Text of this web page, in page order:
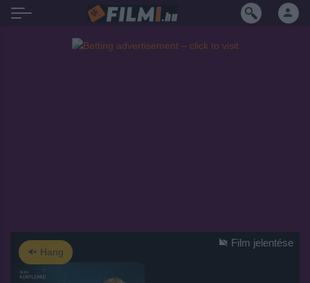
Hang
Film jelentése